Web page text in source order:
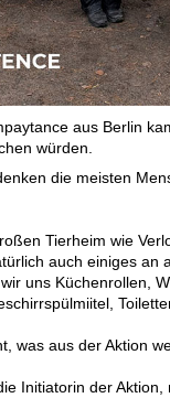
aus Berlin
würden.
die meisten
Tierheim wie
auch einiges an
uns Küchenrollen,
was aus der Aktion
Initiatorin der Aktion,